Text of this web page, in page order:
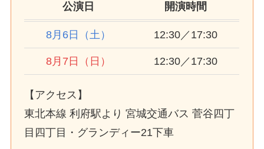
公演日 開演時間
8月6日（土） 12:30／17:30
8月7日（日） 12:30／17:30
【アクセス】
東北本線 利府駅より 宮城交通バス 菅谷四丁
目四丁目・グランディー21下車